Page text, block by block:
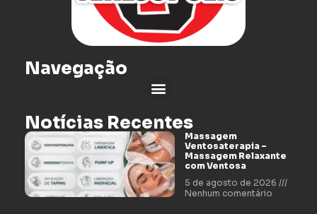
Navegação
Notícias Recentes
Massagem
Ventosaterapia –
Massagem Relaxante
com Ventosa
5 de agosto de 2026
Nenhum comentário